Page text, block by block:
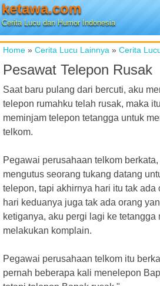
ketawa.com
Cerita Lucu dan Humor Indonesia
Home » Cerita Lucu Lainnya » Cerita
Pesawat Telepon Rusak
Saat baru pulang dari bercuti, aku
telepon rumahku telah rusak, maka
meminjam telepon tetangga untuk
telkom.
Pegawai perusahaan telkom
mengutus seorang tukang datang
telepon, tapi akhirnya hari itu tak ada
hari keduanya juga tak ada orang
ketiganya, aku pergi lagi ke
melakukan komplain.
Pegawai perusahaan telkom itu
pernah beberapa kali menelepon